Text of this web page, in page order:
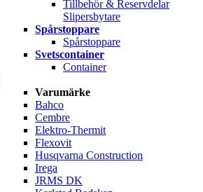
Tillbehör & Reservdelar
Slipersbytare
Spårstoppare
Spårstoppare
Svetscontainer
Container
Varumärke
Bahco
Cembre
Elektro-Thermit
Flexovit
Husqvarna Construction
Irega
JRMS DK